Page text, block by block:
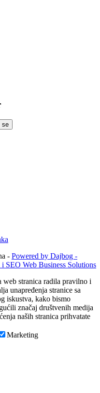
se
- Powered by Dajbog -
SEO Web Business Solutions
stranica radila pravilno i
unapređenja stranice sa
iskustva, kako bismo
značaj društvenih medija
naših stranica prihvatate
Marketing